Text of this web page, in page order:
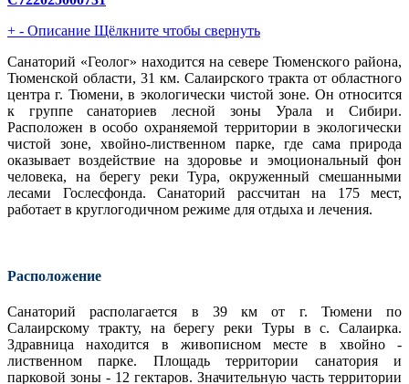
+ - Описание Щёлкните чтобы свернуть
Санаторий «Геолог» находится на севере Тюменского района,
Тюменской области, 31 км. Салаирского тракта от областного
центра г. Тюмени, в экологически чистой зоне. Он относится
к группе санаториев лесной зоны Урала и Сибири.
Расположен в особо охраняемой территории в экологически
чистой зоне, хвойно-лиственном парке, где сама природа
оказывает воздействие на здоровье и эмоциональный фон
человека, на берегу реки Тура, окруженный смешанными
лесами Гослесфонда. Санаторий рассчитан на 175 мест,
работает в круглогодичном режиме для отдыха и лечения.
Расположение
Санаторий располагается в 39 км от г. Тюмени по
Салаирскому тракту, на берегу реки Туры в с. Салаирка.
Здравница находится в живописном месте в хвойно -
лиственном парке. Площадь территории санатория и
парковой зоны - 12 гектаров. Значительную часть территории